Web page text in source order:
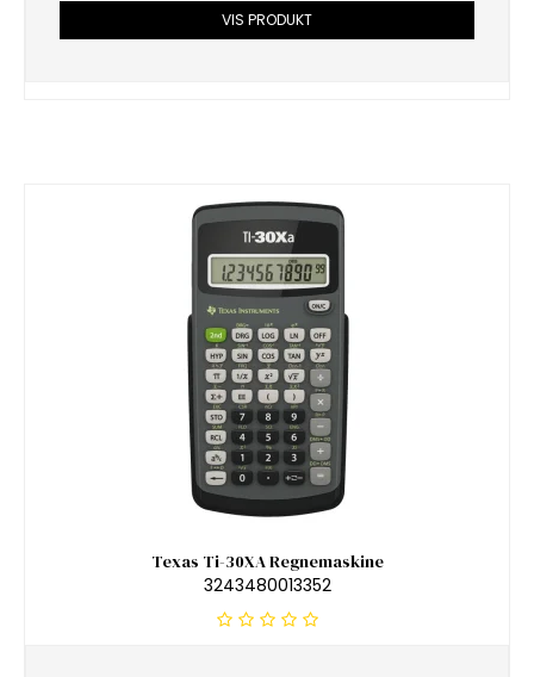
VIS PRODUKT
Texas Ti-30XA Regnemaskine
3243480013352